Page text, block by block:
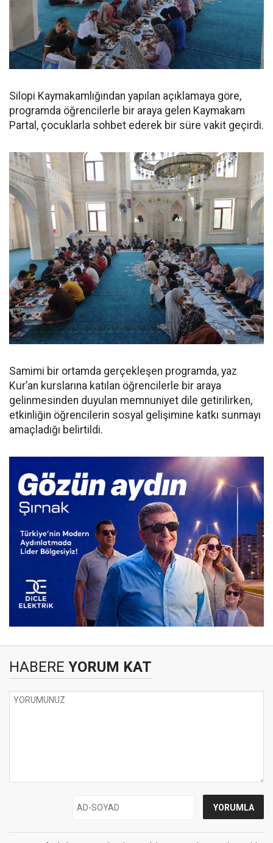
Silopi Kaymakamlığından yapılan açıklamaya göre,
programda öğrencilerle bir araya gelen Kaymakam
Partal, çocuklarla sohbet ederek bir süre vakit geçirdi.
Samimi bir ortamda gerçekleşen programda, yaz
Kur’an kurslarına katılan öğrencilerle bir araya
gelinmesinden duyulan memnuniyet dile getirilirken,
etkinliğin öğrencilerin sosyal gelişimine katkı sunmayı
amaçladığı belirtildi.
HABERE YORUM KAT